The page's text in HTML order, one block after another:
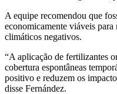
A equipe recomendou que
economicamente viáveis
climáticos negativos.
“A aplicação de fertilizantes
cobertura espontâneas
positivo e reduzem os
disse Fernández.